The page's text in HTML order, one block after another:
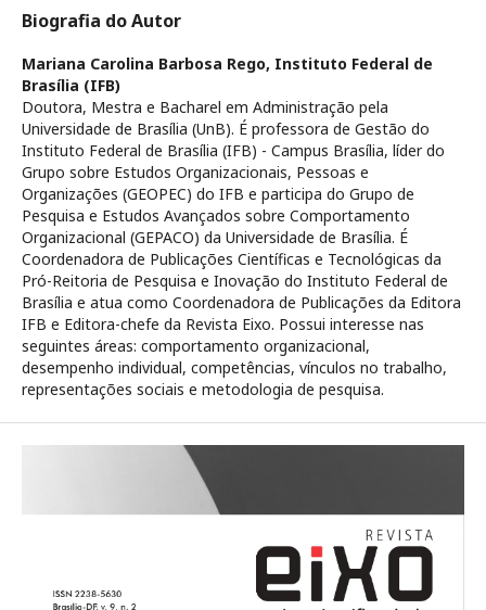
Biografia do Autor
Mariana Carolina Barbosa Rego, Instituto Federal de
Brasília (IFB)
Doutora, Mestra e Bacharel em Administração pela
Universidade de Brasília (UnB). É professora de Gestão do
Instituto Federal de Brasília (IFB) - Campus Brasília, líder do
Grupo sobre Estudos Organizacionais, Pessoas e
Organizações (GEOPEC) do IFB e participa do Grupo de
Pesquisa e Estudos Avançados sobre Comportamento
Organizacional (GEPACO) da Universidade de Brasília. É
Coordenadora de Publicações Científicas e Tecnológicas da
Pró-Reitoria de Pesquisa e Inovação do Instituto Federal de
Brasília e atua como Coordenadora de Publicações da Editora
IFB e Editora-chefe da Revista Eixo. Possui interesse nas
seguintes áreas: comportamento organizacional,
desempenho individual, competências, vínculos no trabalho,
representações sociais e metodologia de pesquisa.